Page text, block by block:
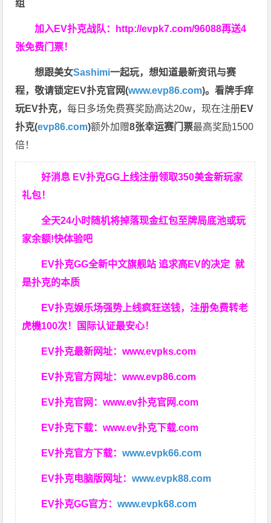
组
加入EV扑克战队： http://evpk7.com/96088再送4
张免费门票！
想跟美女Sashimi一起玩，想知道最新资讯与赛
程，敬请锁定EV扑克官网(www.evp86.com)。看牌手痒
玩EV扑克，每日多场免费赛奖励高达20w，现在注册EV
扑克(evp86.com)额外加赠8张幸运赛门票最高奖励1500
倍！
好消息 EV扑克GG上线注册领取350美金新玩家
礼包！
全天24小时随机将掉落现金红包至牌局底池或玩
家余额!快体验吧
EV扑克GG全新中文旗舰站 追求高EV的决定就
是扑克的本质
EV扑克娱乐场强势上线疯狂送钱，注册免费转老
虎機100次！国际认证最安心！
EV扑克最新网址：www.evpks.com
EV扑克官方网址：www.evp86.com
EV扑克官网：www.ev扑克官网.com
EV扑克下载：www.ev扑克下载.com
EV扑克官方下载：www.evpk66.com
EV扑克电脑版网址：www.evpk88.com
EV扑克GG官方：www.evpk68.com